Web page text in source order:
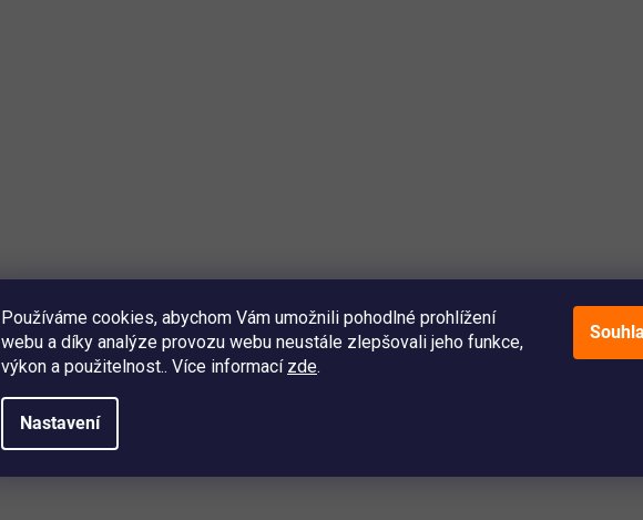
Používáme cookies, abychom Vám umožnili pohodlné prohlížení
webu a díky analýze provozu webu neustále zlepšovali jeho funkce,
výkon a použitelnost.. Více informací zde.
Nastavení